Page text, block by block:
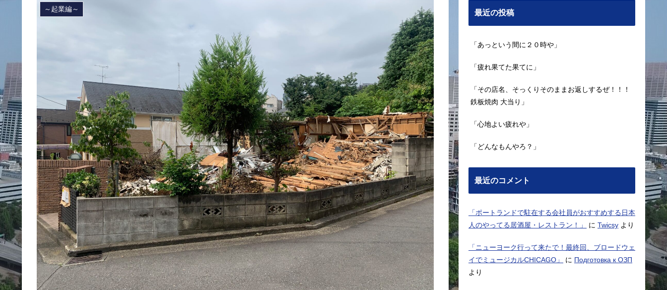
～起業編～ 最近の投稿
「あっという間に２０時や」
「疲れ果てた果てに」
「その店名、そっくりそのままお返しするぜ！！！
鉄板焼肉 大当り」
「心地よい疲れや」
「どんなもんやろ？」
最近のコメント
「ポートランドで駐在する会社員がおすすめする日本
人のやってる居酒屋・レストラン！」
に Twicsy より
「ニューヨーク行って来たで！最終回、ブロードウェ
イでミュージカルCHICAGO」
に Подготовка к ОЗП
より